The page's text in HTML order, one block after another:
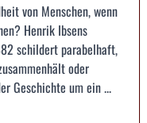
von Menschen, wenn
Henrik Ibsens
schildert parabelhaft,
oder
Geschichte um ein ...